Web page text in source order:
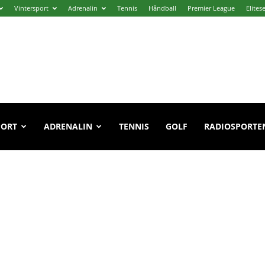
Vintersport Adrenalin Tennis Håndball Premier League
ADRENALIN TENNIS GOLF